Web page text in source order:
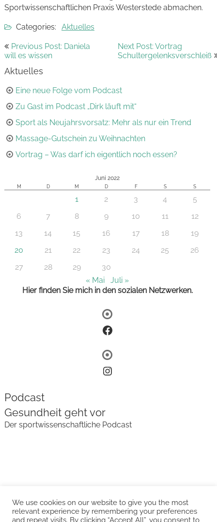
Sportwissenschaftlichen Praxis Westerstede abmachen.
Categories: Aktuelles
Beitragsnavigation
Previous Post: Daniela
will es wissen
Next Post: Vortrag
Schultergelenksverschleiß
Aktuelles
Eine neue Folge vom Podcast
Zu Gast im Podcast „Dirk läuft mit“
Sport als Neujahrsvorsatz: Mehr als nur ein Trend
Massage-Gutschein zu Weihnachten
Vortrag – Was darf ich eigentlich noch essen?
Juni 2022
M D M D F S S
1 2 3 4
5
6
7 8 9 10 11
12
13
14 15 16 17 18
19
20
21 22 23 24 25
26
27
28 29
30
« Mai
Juli »
Hier finden Sie mich in den sozialen Netzwerken.
Facebook
Instagram
Podcast
Gesundheit geht vor
Der sportwissenschaftliche Podcast
We use cookies on our website to give you the most
relevant experience by remembering your preferences
and repeat visits. By clicking “Accept All”, you consent to